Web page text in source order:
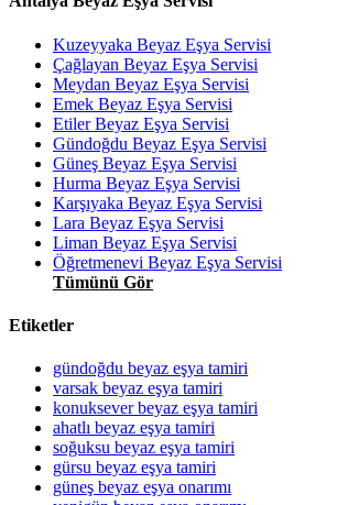
Kuzeyyaka Beyaz Eşya Servisi
Çağlayan Beyaz Eşya Servisi
Meydan Beyaz Eşya Servisi
Emek Beyaz Eşya Servisi
Etiler Beyaz Eşya Servisi
Gündoğdu Beyaz Eşya Servisi
Güneş Beyaz Eşya Servisi
Hurma Beyaz Eşya Servisi
Karşıyaka Beyaz Eşya Servisi
Lara Beyaz Eşya Servisi
Liman Beyaz Eşya Servisi
Öğretmenevi Beyaz Eşya Servisi
Tümünü Gör
Etiketler
gündoğdu beyaz eşya tamiri
varsak beyaz eşya tamiri
konuksever beyaz eşya tamiri
ahatlı beyaz eşya tamiri
soğuksu beyaz eşya tamiri
gürsu beyaz eşya tamiri
güneş beyaz eşya onarımı